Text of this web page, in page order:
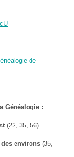
de
Généalogie :
(22, 35, 56)
des environs (35,